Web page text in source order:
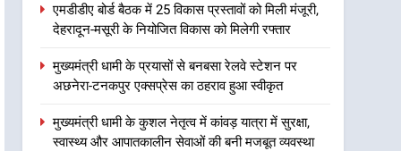
प्रस्तावों को मिली मंजूरी, देहरादून-
मसूरी के नियोजित विकास को
मिलेगी रफ्तार
उत्तराखंड
3
मुख्यमंत्री धामी के प्रयासों से
बनबसा रेलवे स्टेशन पर अछनेरा-
टनकपुर एक्सप्रेस का ठहराव हुआ
उत्तराखंड
एमडीडीए बोर्ड बैठक में 25 विकास प्रस्तावों को मिली मंजूरी,
देहरादून-मसूरी के नियोजित विकास को मिलेगी रफ्तार
मुख्यमंत्री धामी के प्रयासों से बनबसा रेलवे स्टेशन पर
अछनेरा-टनकपुर एक्सप्रेस का ठहराव हुआ स्वीकृत
मुख्यमंत्री धामी के कुशल नेतृत्व में कांवड़ यात्रा में सुरक्षा,
स्वास्थ्य और आपातकालीन सेवाओं की बनी मजबूत व्यवस्था